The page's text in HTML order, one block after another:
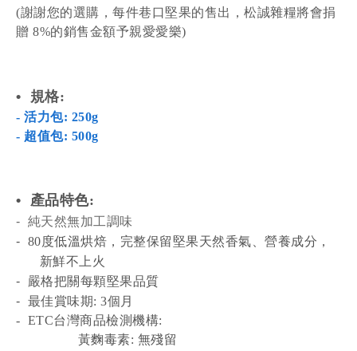
(謝謝您的選購，每件巷口堅果的售出，松誠雜糧將會捐
贈 8%的銷售金額予親愛愛樂)
• 規格:
- 活力包: 250g
- 超值包: 500g
• 產品特色:
- 純天然無加工調味
- 80度低溫烘焙，完整保留堅果天然香氣、營養成分，
新鮮不上火
- 嚴格把關每顆堅果品質
- 最佳賞味期: 3個月
- ETC台灣商品檢測機構:
黃麴毒素: 無殘留